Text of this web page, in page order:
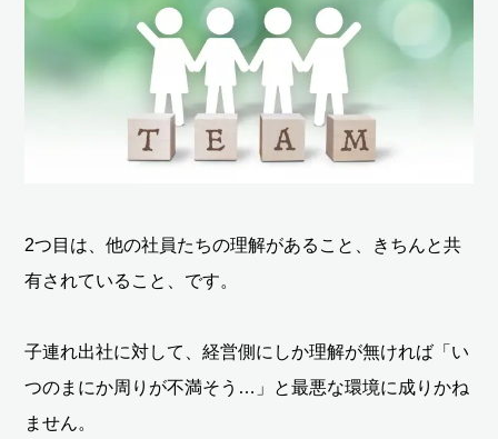
2つ目は、他の社員たちの理解があること、きちんと共
有されていること、です。
子連れ出社に対して、経営側にしか理解が無ければ「い
つのまにか周りが不満そう…」と最悪な環境に成りかね
ません。